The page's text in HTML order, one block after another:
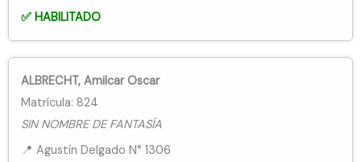
✅ HABILITADO
ALBRECHT, Amilcar Oscar
Matrícula: 824
SIN NOMBRE DE FANTASÍA
📍 Agustín Delgado N° 1306